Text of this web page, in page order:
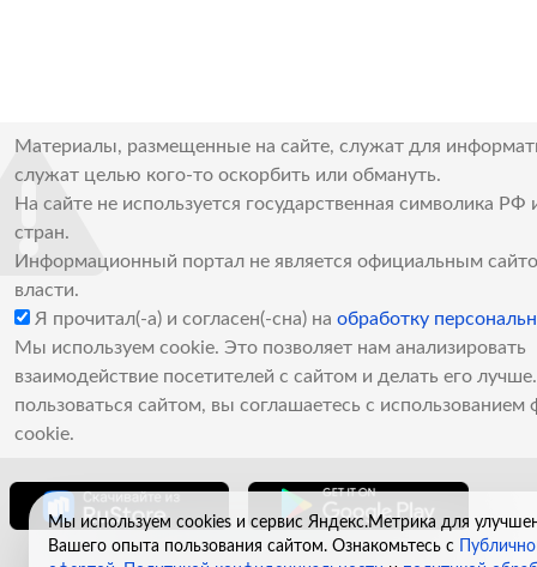
Материалы, размещенные на сайте, служат для
служат целью кого-то оскорбить или обмануть.
На сайте не используется государственная символика РФ
стран.
Информационный портал не является официальным
власти.
Я прочитал(-а) и согласен(-сна) на обработку
Мы используем cookie. Это позволяет нам анализировать
взаимодействие посетителей с сайтом и делать его
пользоваться сайтом, вы соглашаетесь с использованием
cookie.
Мы используем cookies и сервис Яндекс.Метрика для
Вашего опыта пользования сайтом. Ознакомьтесь с